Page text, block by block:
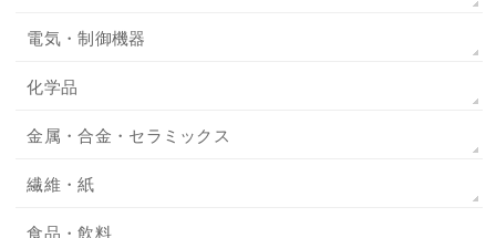
電気・制御機器
化学品
金属・合金・セラミックス
繊維・紙
食品・飲料